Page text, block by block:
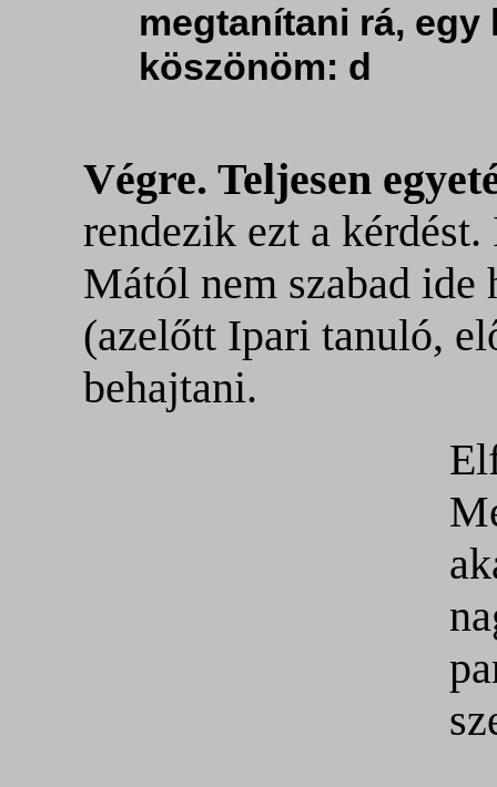
megtanítani rá,
köszönöm: d
Végre. Teljesen
rendezik ezt a kérdést.
Mától nem szabad
(azelőtt Ipari tanuló,
behajtani.